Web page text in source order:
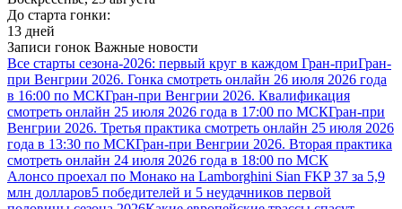
До старта гонки:
13 дней
Записи гонок Важные новости
Все старты сезона-2026: первый круг в каждом Гран-приГран-
при Венгрии 2026. Гонка смотреть онлайн 26 июля 2026 года
в 16:00 по МСКГран-при Венгрии 2026. Квалификация
смотреть онлайн 25 июля 2026 года в 17:00 по МСКГран-при
Венгрии 2026. Третья практика смотреть онлайн 25 июля 2026
года в 13:30 по МСКГран-при Венгрии 2026. Вторая практика
смотреть онлайн 24 июля 2026 года в 18:00 по МСК
Алонсо проехал по Монако на Lamborghini Sian FKP 37 за 5,9
млн долларов5 победителей и 5 неудачников первой